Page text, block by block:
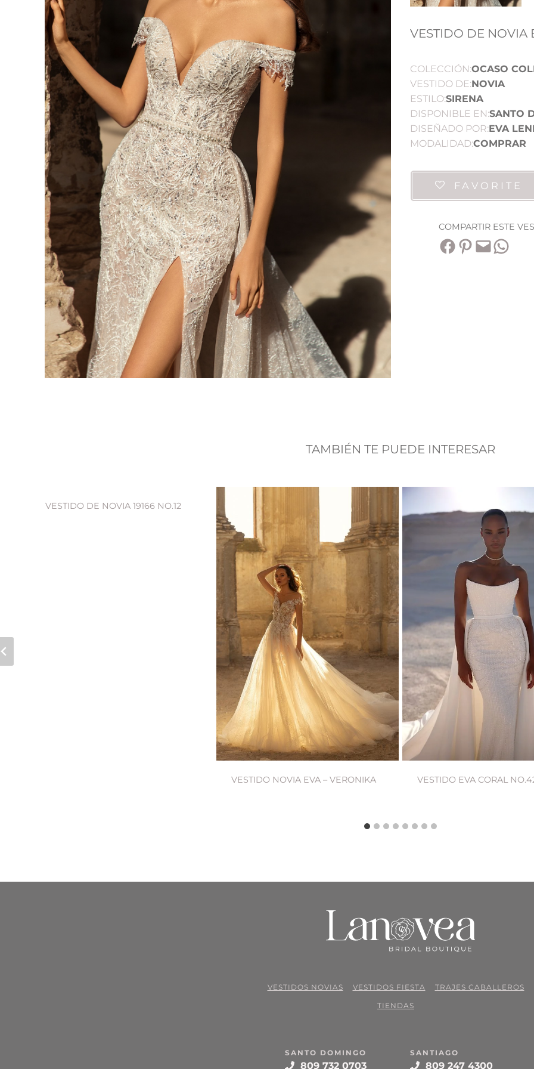
VESTIDO DE NOVIA
COLECCIÓN:OCASO
VESTIDO DE:NOVIA
ESTILO:SIRENA
DISPONIBLE EN:SANTO
DISEÑADO POR:EVA
MODALIDAD:COMPRAR
FAVORITE
COMPARTIR ESTE
Compartir en Facebook Compartir en Pinterest Envía esta página por correo electrónico Compartir en WhatsApp
TAMBIÉN TE PUEDE INTERESAR
VESTIDO DE NOVIA 19166 NO.12
VESTIDO NOVIA EVA – VERONIKA VESTIDO EVA CORAL
VESTIDOS NOVIAS VESTIDOS FIESTA TRAJES CABALLEROS
TIENDAS
SANTO DOMINGO
809 732 0703
SANTIAGO
809 247 4300